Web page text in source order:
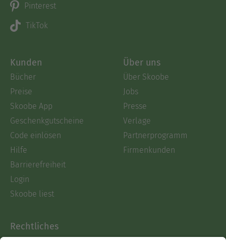
Pinterest
TikTok
Kunden
Bücher
Preise
Skoobe App
Geschenkgutscheine
Code einlösen
Hilfe
Barrierefreiheit
Login
Skoobe liest
Über uns
Über Skoobe
Jobs
Presse
Verlage
Partnerprogramm
Firmenkunden
Rechtliches